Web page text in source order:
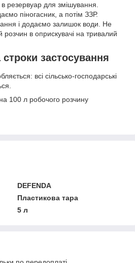
в резервуар для змішування.
піногасник, а потім ЗЗР.
і додаємо залишок води. Не
в оприскувачі на тривалий
застосування
всі сільсько-господарські
100 л робочого розчину
DEFENDA
Пластикова тара
5 л